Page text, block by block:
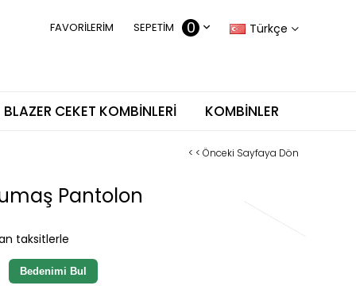
Türkçe
SEPETIM 0
FAVORILERIM
BLAZER CEKET KOMBINLERI KOMBINLER
< < Önceki Sayfaya Dön
Pantolon
taksitlerle
Bedenimi Bul